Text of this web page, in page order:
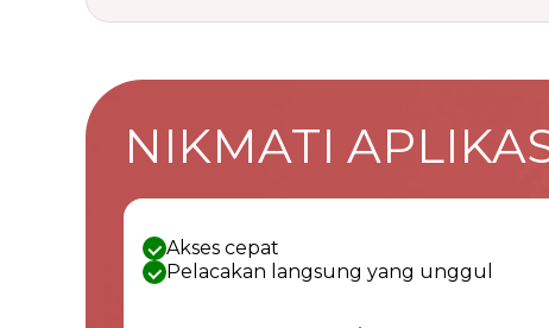
NIKMATI
Akses cepat
Pelacakan langsung yang unggul